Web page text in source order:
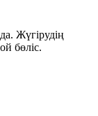
Жүгірудің
бөліс.